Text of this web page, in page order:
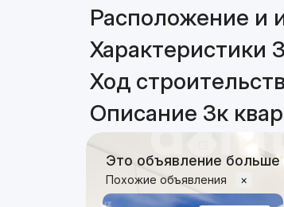
Расположение и
Характеристики
Ход
Описание 3к
Это объявление больше
Похожие объявления ×